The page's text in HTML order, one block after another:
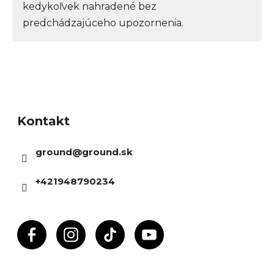
kedykoľvek nahradené bez
predchádzajúceho upozornenia.
Kontakt
ground@ground.sk
+421948790234